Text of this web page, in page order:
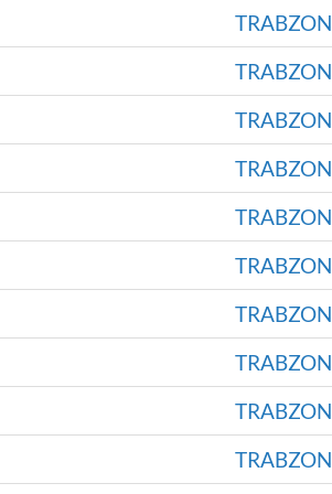
TRABZON
TRABZON
TRABZON
TRABZON
TRABZON
TRABZON
TRABZON
TRABZON
TRABZON
TRABZON